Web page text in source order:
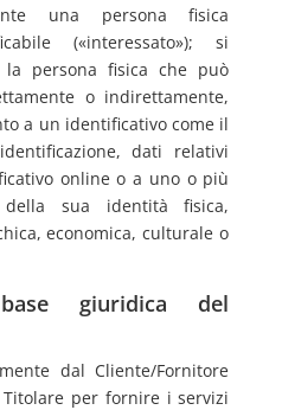
una persona fisica
(«interessato»); si
la persona fisica che può
o indirettamente,
a un identificativo come il
dati relativi
online o a uno o più
della sua identità fisica,
economica, culturale o
giuridica del
dal Cliente/Fornitore
per fornire i servizi